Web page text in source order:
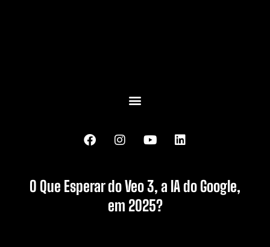
O Que Esperar do Veo 3, a IA do Google,
em 2025?